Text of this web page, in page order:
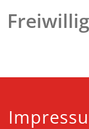
Inhalt